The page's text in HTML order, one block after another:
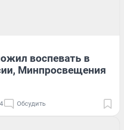
воспевать в
Минпросвещения
Обсудить